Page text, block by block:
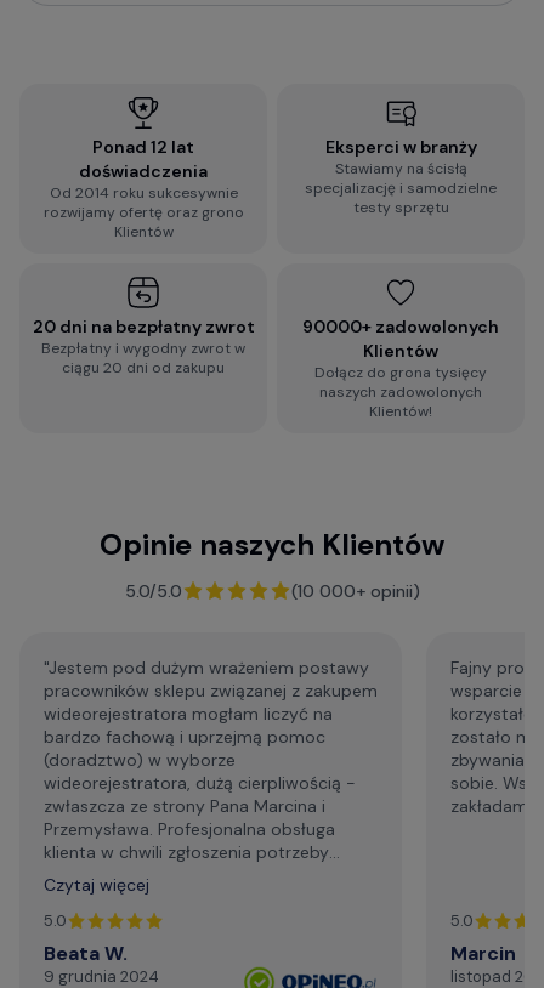
Wypełnij błyskawiczną ankietę i otrzymaj
spersonalizowaną rekomendację dopasowaną do
Twoich wymagań:
2-minutowa ankieta rekomendacji
wideorejestratora
Zobacz więcej porad dotyczących
wideorejestratorów, a także zestaw najczęściej
F.A.Q. - najczęściej zadawane pytania
Ponad 12 lat
doświadczenia
Od 2014 roku sukcesywnie
rozwijamy ofertę oraz grono
Klientów
Eksperci w branży
Stawiamy na ścisłą
specjalizację i samodzielne
testy sprzętu
20 dni na bezpłatny zwrot
Bezpłatny i wygodny zwrot w
ciągu 20 dni od zakupu
90000+ zadowolonych
Klientów
Dołącz do grona tysięcy
naszych zadowolonych
Klientów!
Opinie naszych Klientów
5.0/5.0 (10 000+ opinii)
"Jestem pod dużym wrażeniem postawy
pracowników sklepu związanej z zakupem
wideorejestratora mogłam liczyć na
bardzo fachową i uprzejmą pomoc
(doradztwo) w wyborze
wideorejestratora, dużą cierpliwością -
zwłaszcza ze strony Pana Marcina i
Przemysława. Profesjonalna obsługa
klienta w chwili zgłoszenia potrzeby
wsparcia technicznego. Generalnie,
profesjonalizm. Serdecznie i najmocniej
dziękuję za życzliwą pomoc telefoniczną,
szybki kontakt mailowy."
Czytaj więcej
5.0
Beata W.
9 grudnia 2024
Fajny
wsparcie
zostało mi
zbywania
sobie.
zakładam
5.0
Marcin
listopad